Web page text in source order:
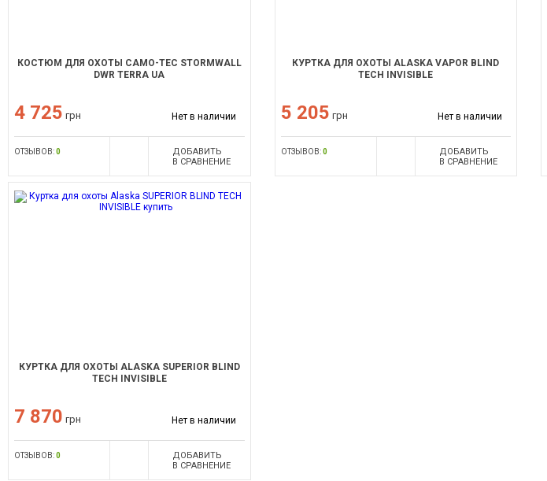
КОСТЮМ ДЛЯ ОХОТЫ CAMO-TEC STORMWALL
DWR TERRA UA
4 725 грн Нет в наличии
ОТЗЫВОВ:0
ДОБАВИТЬ
В СРАВНЕНИЕ
КУРТКА ДЛЯ ОХОТЫ ALASKA VAPOR BLIND
TECH INVISIBLE
5 205 грн Нет в наличии
ОТЗЫВОВ:0
ДОБАВИТЬ
В СРАВНЕНИЕ
КУРТКА ДЛЯ ОХОТЫ ALASKA SUPERIOR BLIND
TECH INVISIBLE
7 870 грн Нет в наличии
ОТЗЫВОВ:0
ДОБАВИТЬ
В СРАВНЕНИЕ